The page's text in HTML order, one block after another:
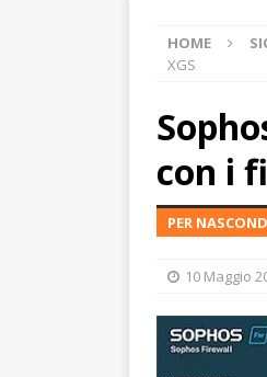
HOME
XGS
con i
PER
10 Maggio